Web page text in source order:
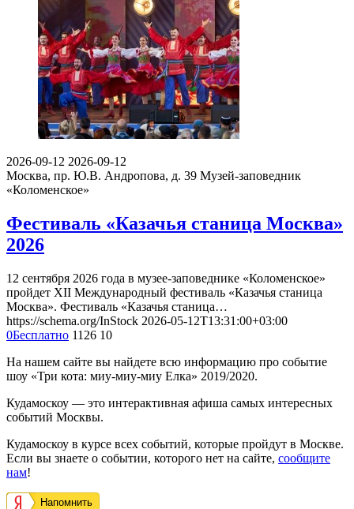
2026-09-12 2026-09-12
Москва, пр. Ю.В. Андропова, д. 39 Музей-заповедник
«Коломенское»
Фестиваль «Казачья станица Москва»
2026
12 сентября 2026 года в музее-заповеднике «Коломенское»
пройдет XII Международный фестиваль «Казачья станица
Москва». Фестиваль «Казачья станица…
https://schema.org/InStock 2026-05-12T13:31:00+03:00
0Бесплатно 1126 10
На нашем сайте вы найдете всю информацию про событие
шоу «Три кота: миу-миу-миу Елка» 2019/2020.
Кудамоскоу — это интерактивная афиша самых интересных
событий Москвы.
Кудамоскоу в курсе всех событий, которые пройдут в Москве.
Если вы знаете о событии, которого нет на сайте, сообщите
нам!
Напомнить